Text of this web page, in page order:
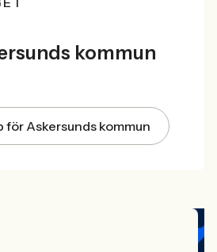
kommun
för Askersunds kommun